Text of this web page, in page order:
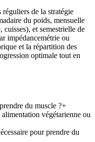
de la stratégie
du poids, mensuelle
et semestrielle de
impédancemétrie ou
et la répartition des
optimale tout en
du muscle ?+
végétarienne ou
pour prendre du